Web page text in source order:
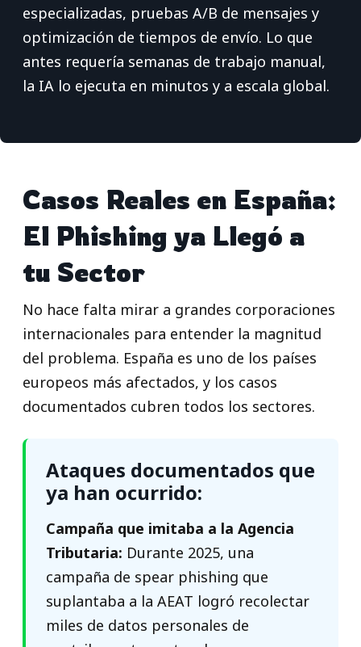
especializadas, pruebas A/B de mensajes y
optimización de tiempos de envío. Lo que
antes requería semanas de trabajo manual,
la IA lo ejecuta en minutos y a escala global.
Casos Reales en España:
El Phishing ya Llegó a
tu Sector
No hace falta mirar a grandes corporaciones
internacionales para entender la magnitud
del problema. España es uno de los países
europeos más afectados, y los casos
documentados cubren todos los sectores.
Ataques documentados que
ya han ocurrido:
Campaña que imitaba a la Agencia
Tributaria: Durante 2025, una
campaña de spear phishing que
suplantaba a la AEAT logró recolectar
miles de datos personales de